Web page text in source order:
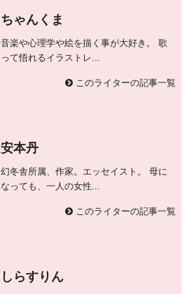
ちゃんくま
音楽や心理学や絵を描く事が大好き。 歌
って悟れるイラストレ...
このライターの記事一覧
安本丹
幻冬舎所属、作家。エッセイスト。 母に
なっても、一人の女性...
このライターの記事一覧
しらすりん